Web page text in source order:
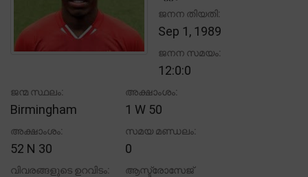
ജനന തിയതി:
Sep 1, 1989
ജനന സമയം:
12:0:0
ജന്മ സ്ഥലം:
Birmingham
അക്ഷാംശം:
1 W 50
അക്ഷാംശം:
52 N 30
സമയ മണ്ഡലം:
0
വിവരങ്ങളുടെ ഉറവിടം:
ആസ്ട്രോസേജ്